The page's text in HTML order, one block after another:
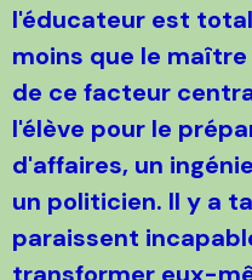
l'éducateur est
moins que le
de ce facteur
l'élève pour le
d'affaires, un
un politicien. Il y a
paraissent
transformer eux-